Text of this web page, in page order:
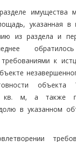
имущества
указанная в
из раздела и
к
объекта
кв. м, а также
в указанном